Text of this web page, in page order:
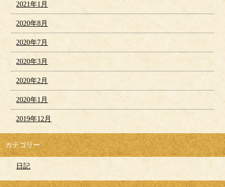
2021年1月
2020年8月
2020年7月
2020年3月
2020年2月
2020年1月
2019年12月
カテゴリー
日記